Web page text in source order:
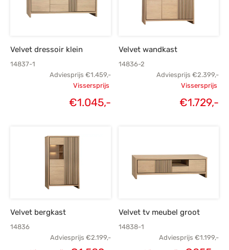
Velvet dressoir klein
14837-1
Adviesprijs €1.459,-
Oorspronkelijke
Vissersprijs
€1.045,-
Velvet wandkast
14836-2
Adviesprijs €2.399,-
Vissersprijs
€1.729,-
Velvet bergkast
14836
Adviesprijs €2.199,-
Velvet tv meubel groot
14838-1
Adviesprijs €1.199,-